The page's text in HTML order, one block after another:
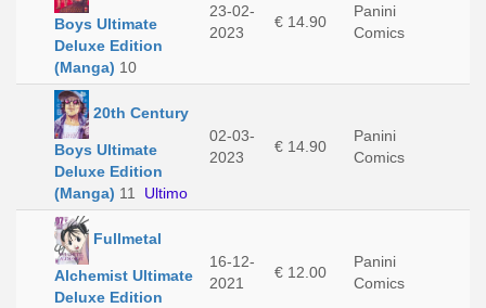
Boys Ultimate
Deluxe Edition
(Manga) 10
23-02-
2023
€ 14.90
Panini
Comics
20th Century
Boys Ultimate
Deluxe Edition
(Manga) 11 Ultimo
02-03-
2023
€ 14.90
Panini
Comics
Fullmetal
Alchemist Ultimate
Deluxe Edition
16-12-
2021
€ 12.00
Panini
Comics